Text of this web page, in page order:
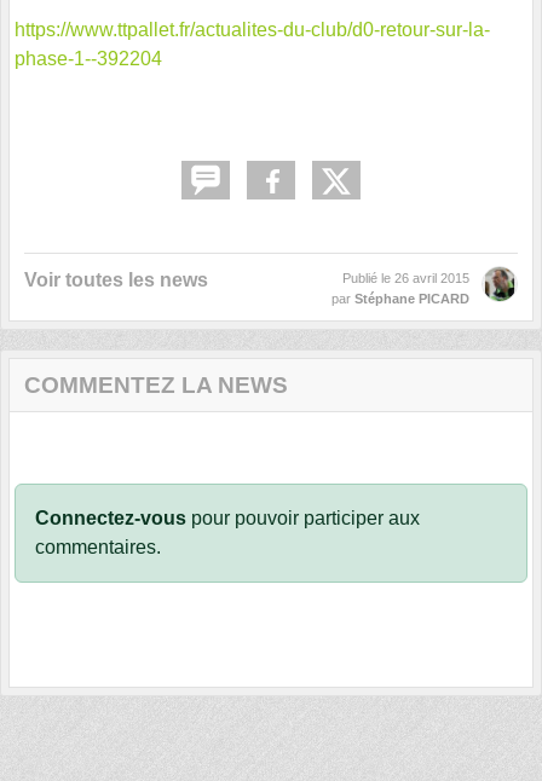
https://www.ttpallet.fr/actualites-du-club/d0-retour-sur-la-
phase-1--392204
Voir toutes les news Publié le 26 avril 2015
par Stéphane PICARD
COMMENTEZ LA NEWS
Connectez-vous pour pouvoir participer aux
commentaires.